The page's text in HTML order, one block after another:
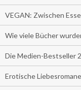
VEGAN: Zwischen
Wie viele Bücher
Die Medien-Bestseller
Erotische